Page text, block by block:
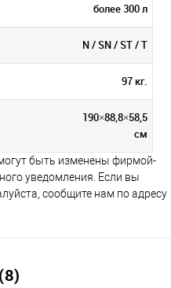
более 300 л
N / SN / ST / T
97 кг.
190×88,8×58,5
см
быть изменены фирмой-
уведомления. Если вы
сообщите нам по адресу